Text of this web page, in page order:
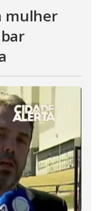
mulher